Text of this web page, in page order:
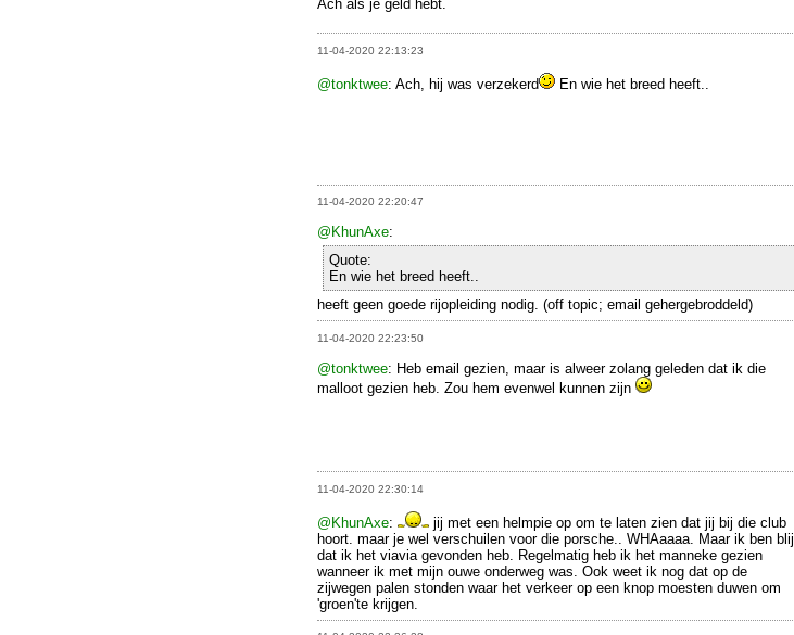
Ach als je geld hebt.
11-04-2020 22:13:23
@tonktwee: Ach, hij was verzekerd En wie het breed heeft..
11-04-2020 22:20:47
@KhunAxe:
Quote:
En wie het breed heeft..
heeft geen goede rijopleiding nodig. (off topic; email gehergebroddeld)
11-04-2020 22:23:50
@tonktwee: Heb email gezien, maar is alweer zolang geleden dat ik die
malloot gezien heb. Zou hem evenwel kunnen zijn
11-04-2020 22:30:14
@KhunAxe:
jij met een helmpie op om te laten zien dat jij bij die club
hoort. maar je wel verschuilen voor die porsche.. WHAaaaa. Maar ik ben blij
dat ik het viavia gevonden heb. Regelmatig heb ik het manneke gezien
wanneer ik met mijn ouwe onderweg was. Ook weet ik nog dat op de
zijwegen palen stonden waar het verkeer op een knop moesten duwen om
'groen'te krijgen.